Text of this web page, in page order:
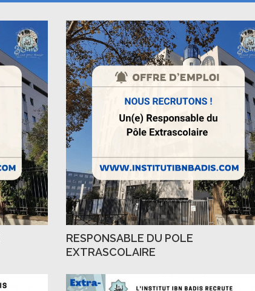
RESPONSABLE DU POLE
EXTRASCOLAIRE